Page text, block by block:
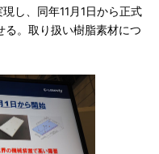
し、同年11月1日から正式
る。取り扱い樹脂素材につ